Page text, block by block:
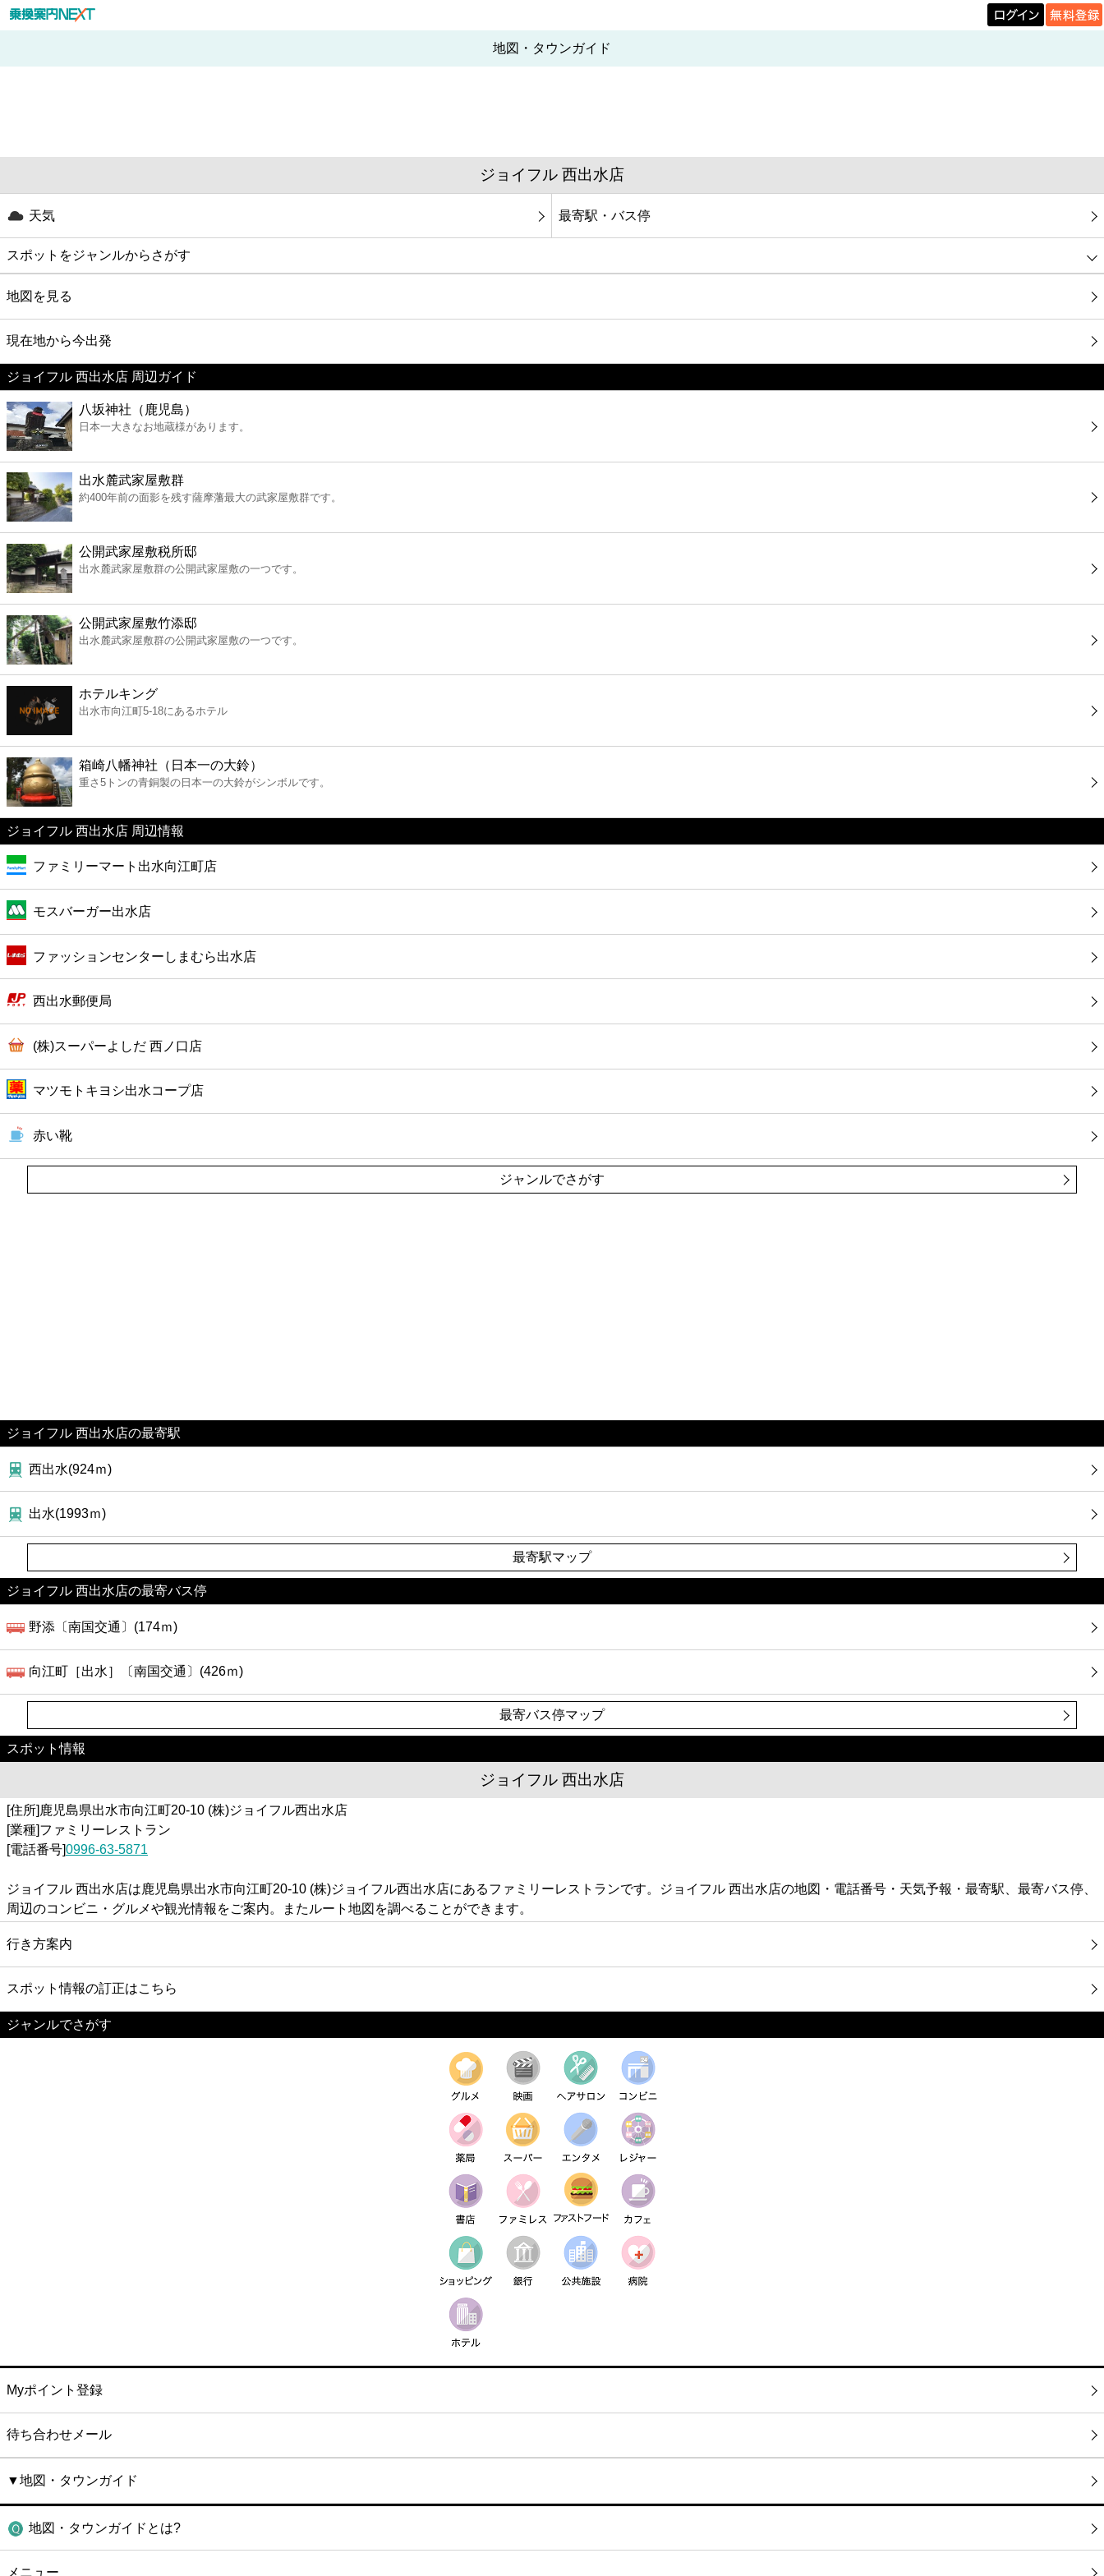
地図・タウンガイド
ジョイフル 西出水店
天気 最寄駅・バス停
スポットをジャンルからさがす
グルメ
映画
美容
コンビニ
薬局
スーパー
エンタメ
レジャー
書店
ファミレス
ファーストフード
カフェ
ショッピング
銀行
公共
病院
地図を見る
現在地から今出発
ジョイフル 西出水店 周辺ガイド
八坂神社（鹿児島）
日本一大きなお地蔵様があります。
出水麓武家屋敷群
約400年前の面影を残す薩摩藩最大の武家屋敷群です。
公開武家屋敷税所邸
出水麓武家屋敷群の公開武家屋敷の一つです。
公開武家屋敷竹添邸
出水麓武家屋敷群の公開武家屋敷の一つです。
ホテルキング
出水市向江町5-18にあるホテル
箱崎八幡神社（日本一の大鈴）
重さ5トンの青銅製の日本一の大鈴がシンボルです。
ジョイフル 西出水店 周辺情報
ファミリーマート出水向江町店
モスバーガー出水店
ファッションセンターしまむら出水店
西出水郵便局
(株)スーパーよしだ 西ノ口店
マツモトキヨシ出水コープ店
赤い靴
ジャンルでさがす
ジョイフル 西出水店の最寄駅
西出水(924ｍ)
出水(1993ｍ)
最寄駅マップ
ジョイフル 西出水店の最寄バス停
野添〔南国交通〕(174ｍ)
向江町［出水］〔南国交通〕(426ｍ)
最寄バス停マップ
スポット情報
ジョイフル 西出水店
[住所]鹿児島県出水市向江町20-10 (株)ジョイフル西出水店
[業種]ファミリーレストラン
[電話番号]0996-63-5871
ジョイフル 西出水店は鹿児島県出水市向江町20-10 (株)ジョイフル西出水店にあるファミリーレストランです。ジョイフル 西出水店の地図・電話番号・天気予報・最寄駅、最寄バス停、
周辺のコンビニ・グルメや観光情報をご案内。またルート地図を調べることができます。
行き方案内
スポット情報の訂正はこちら
ジャンルでさがす
Myポイント登録
待ち合わせメール
▼地図・タウンガイド
地図・タウンガイドとは?
メニュー